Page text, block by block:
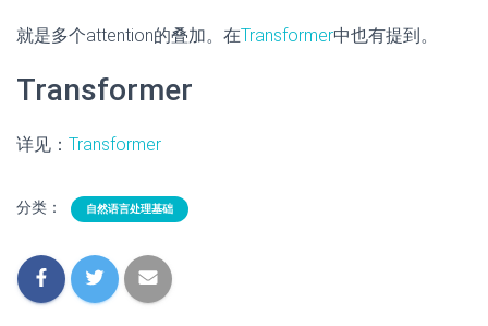
就是多个attention的叠加。在Transformer中也有提到。
Transformer
详见： Transformer
分类： 自然语言处理基础